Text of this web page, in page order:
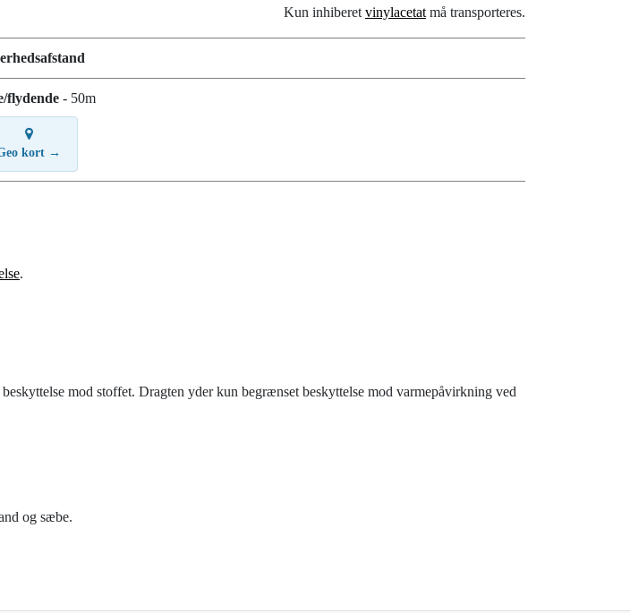
Kun inhiberet vinylacetat må transporteres.
flydende- 50m
kort →
.
mod stoffet. Dragten yder kun begrænset beskyttelse mod varmepåvirkning ved
og sæbe.